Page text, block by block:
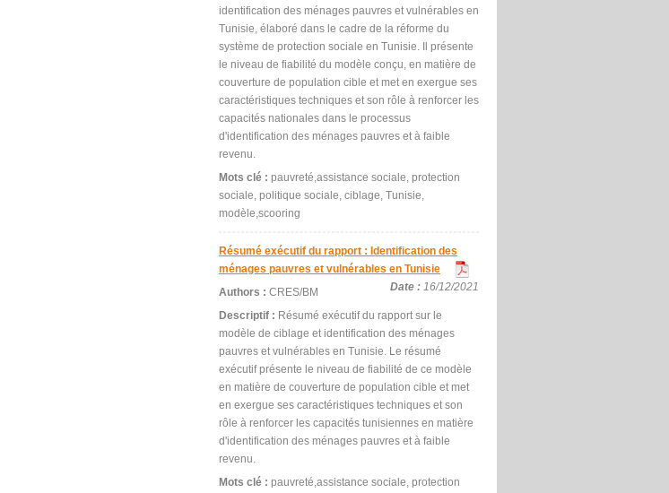
identification des ménages pauvres et vulnérables en
Tunisie, élaboré dans le cadre de la réforme du
système de protection sociale en Tunisie. Il présente
le niveau de fiabilité du modèle conçu, en matière de
couverture de population cible et met en exergue ses
caractéristiques techniques et son rôle à renforcer les
capacités nationales dans le processus
d'identification des ménages pauvres et à faible
revenu.
Mots clé : pauvreté,assistance sociale, protection
sociale, politique sociale, ciblage, Tunisie,
modèle,scooring
Résumé exécutif du rapport : Identification des
ménages pauvres et vulnérables en Tunisie
Date : 16/12/2021
Authors : CRES/BM
Descriptif : Résumé exécutif du rapport sur le
modèle de ciblage et identification des ménages
pauvres et vulnérables en Tunisie. Le résumé
exécutif présente le niveau de fiabilité de ce modèle
en matière de couverture de population cible et met
en exergue ses caractéristiques techniques et son
rôle à renforcer les capacités tunisiennes en matière
d'identification des ménages pauvres et à faible
revenu.
Mots clé : pauvreté,assistance sociale, protection